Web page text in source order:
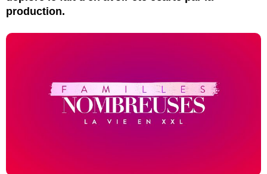
production.